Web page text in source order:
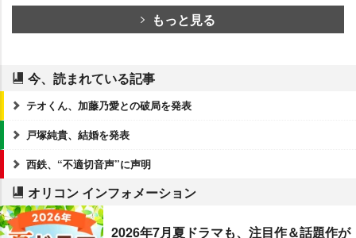
もっと見る
今、読まれている記事
テオくん、加藤乃愛との破局を発表
戸塚純貴、結婚を発表
西鉄、“不適切音声”に声明
オリコン インフォメーション
2026年7月夏ドラマも、注目作＆話題作が